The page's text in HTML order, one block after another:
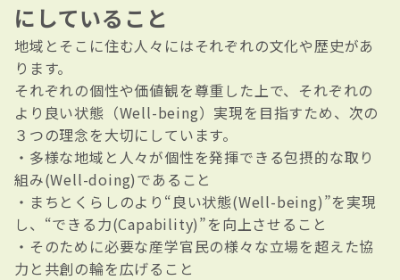
にしていること
地域とそこに住む人々にはそれぞれの文化や歴史があ
ります。
それぞれの個性や価値観を尊重した上で、それぞれの
より良い状態（Well-being）実現を目指すため、次の
３つの理念を大切にしています。
・多様な地域と人々が個性を発揮できる包摂的な取り
組み(Well-doing)であること
・まちとくらしのより“良い状態(Well-being)”を実現
し、“できる力(Capability)”を向上させること
・そのために必要な産学官民の様々な立場を超えた協
力と共創の輪を広げること